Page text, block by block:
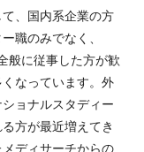
、国内系企業の方
職のみでなく、
般に従事した方が歓
なっています。外
ョナルスタディー
方が最近増えてき
ディサーチからの